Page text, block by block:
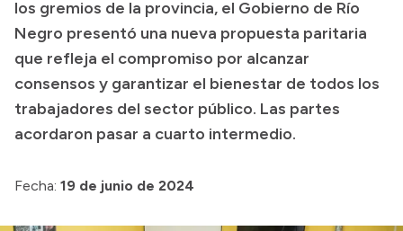
Compras y licitaciones
Consulta de expedientes
Consulta de pago a proveedores
Convocatorias
Intranet
los gremios de la provincia, el Gobierno de Río
Negro presentó una nueva propuesta paritaria
que refleja el compromiso por alcanzar
consensos y garantizar el bienestar de todos los
trabajadores del sector público. Las partes
acordaron pasar a cuarto intermedio.
Fecha: 19 de junio de 2024